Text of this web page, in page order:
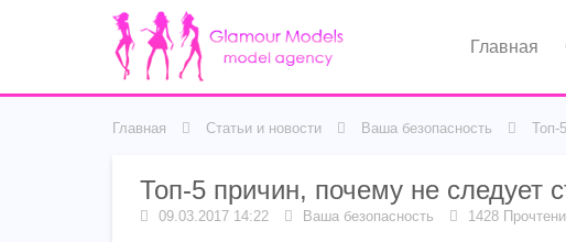
Главная
Главная Статьи и новости Ваша безопасность Топ-
Топ-5 причин, почему не следует
09.03.2017 14:22 Ваша безопасность 1428